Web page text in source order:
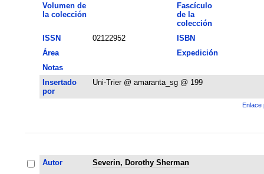
Volumen de
la colección
Fascículo
de la
colección
ISSN
02122952
ISBN
Área
Expedición
Notas
Insertado
por
Uni-Trier @ amaranta_sg @ 199
Enlace
Autor
Severin, Dorothy Sherman